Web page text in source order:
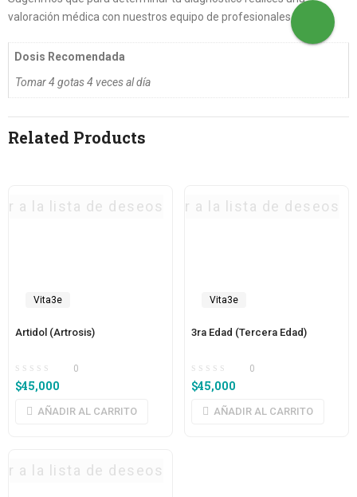
valoración médica con nuestros equipo de profesionales.
Dosis Recomendada
Tomar 4 gotas 4 veces al día
Related Products
Vita3e
a la lista de deseos
Artidol (Artrosis)
0
$45,000
AÑADIR AL CARRITO
Vita3e
Agregar a la lista de deseos
3ra Edad (Tercera Edad)
0
$45,000
AÑADIR AL CARRITO
a la lista de deseos